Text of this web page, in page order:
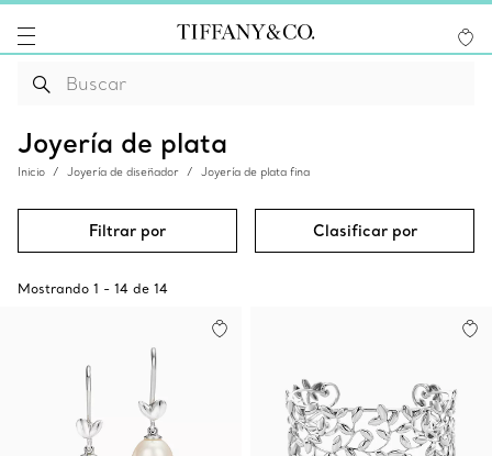
Joyería de plata
Inicio Joyería de diseñador Joyería de plata fina
Filtrar por Clasificar por
Mostrando 1 - 14 de 14